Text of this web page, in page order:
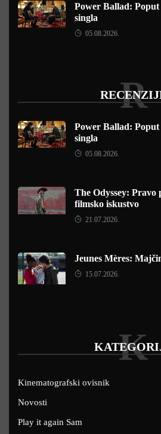
Power Ballad:
singla
05.08.2026.
R
Power Ballad:
singla
05.08.2026.
The Odyssey:
filmsko iskustvo
21.07.2026.
Jeunes Mères:
15.07.2026.
K
Kinematografski ovisnik
Novosti
Play it again Sam